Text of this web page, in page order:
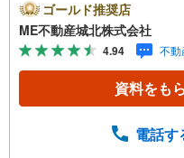
多数ございます！（
（3）産休/育休/契約
身/自営業/経営者（4
（5）収入合算や親
等、家具、家電、
無、持病あり、持
頂けます。2.FPソ
ゴールド推奨店
ME不動産城北株式会社
4.94 不
資料をも
電話す